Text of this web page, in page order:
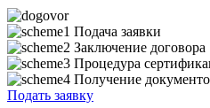
Подача заявки
Заключение договора
Процедура
Получение
Подать заявку